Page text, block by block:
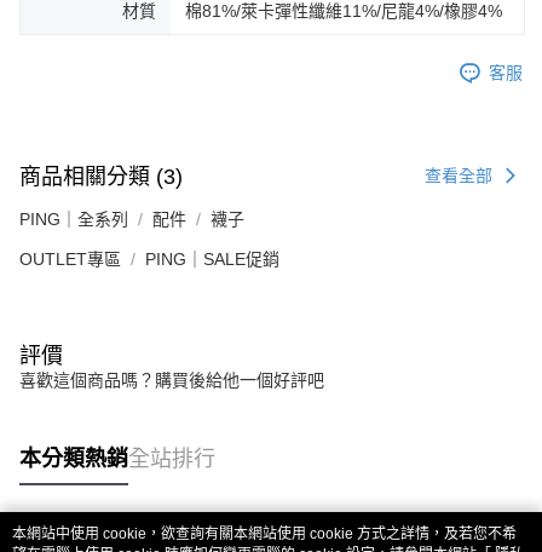
材質 棉81%/萊卡彈性纖維11%/尼龍4%/橡膠4%
客服
商品相關分類 (3) 查看全部
PING｜全系列 配件 襪子
OUTLET專區 PING｜SALE促銷
評價
喜歡這個商品嗎？購買後給他一個好評吧
本分類熱銷全站排行
本網站中使用 cookie，欲查詢有關本網站使用 cookie 方式之詳情，及若您不希